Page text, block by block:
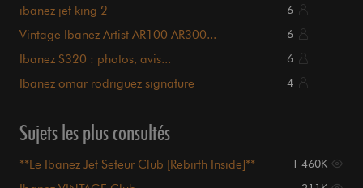
ibanez jet king 2 6
Vintage Ibanez Artist AR100 AR300... 6
Ibanez S320 : photos, avis... 6
Ibanez omar rodriguez signature 4
Sujets les plus consultés
**Le Ibanez Jet Seteur Club [Rebirth Inside]** 1 460K